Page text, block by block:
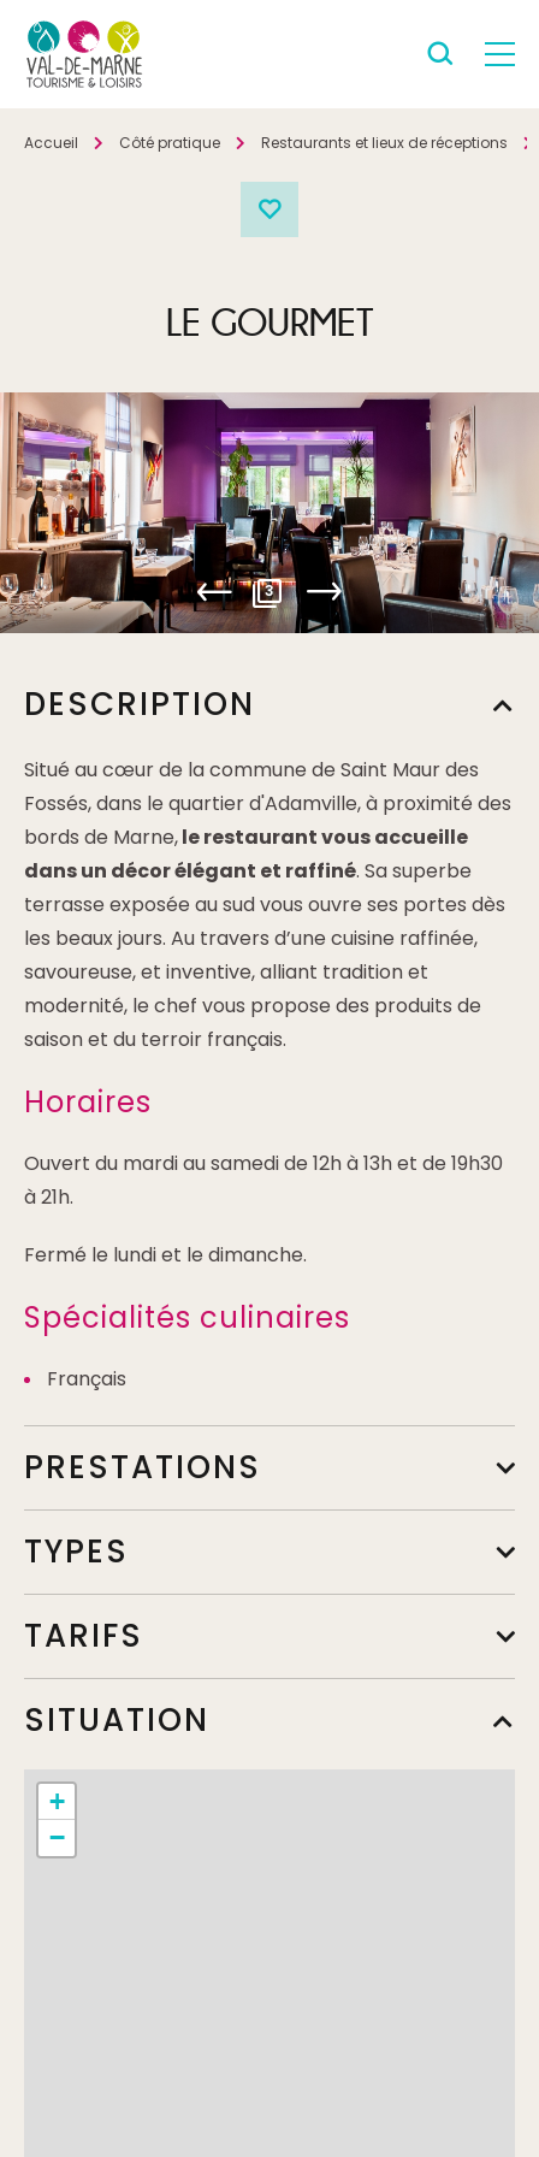
Accueil Côté pratique Restaurants et lieux de réceptions
LE GOURMET
3
DESCRIPTION
Situé au cœur de la commune de Saint Maur des
Fossés, dans le quartier d'Adamville, à proximité des
bords de Marne,le restaurant vous accueille
dans un décor élégant et raffiné. Sa superbe
terrasse exposée au sud vous ouvre ses portes dès
les beaux jours. Au travers d’une cuisine raffinée,
savoureuse, et inventive, alliant tradition et
modernité, le chef vous propose des produits de
saison et du terroir français.
Horaires
Ouvert du mardi au samedi de 12h à 13h et de 19h30
à 21h.
Fermé le lundi et le dimanche.
Spécialités culinaires
Français
PRESTATIONS
TYPES
TARIFS
SITUATION
+
−